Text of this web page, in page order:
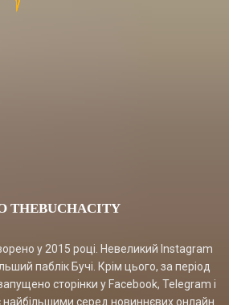
THEBUCHACITY
у 2015 році. Невеликий Instagram
паблік Бучі. Крім цього, за період
сторінки у Facebook, Telegram і
найбільшими серед новиннєвих онлайн